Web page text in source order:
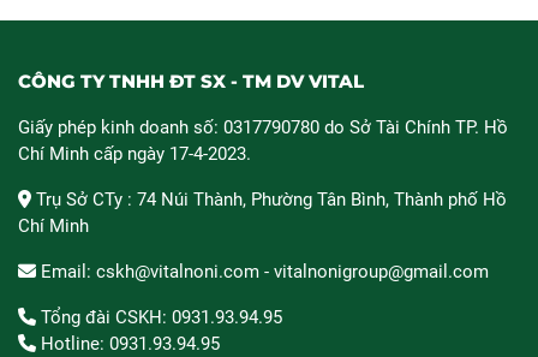
CÔNG TY TNHH ĐT SX - TM DV VITAL
Giấy phép kinh doanh số: 0317790780 do Sở Tài Chính TP. Hồ
Chí Minh cấp ngày 17-4-2023.
Trụ Sở CTy : 74 Núi Thành, Phường Tân Bình, Thành phố Hồ
Chí Minh
Email: cskh@vitalnoni.com - vitalnonigroup@gmail.com
Tổng đài CSKH: 0931.93.94.95
Hotline: 0931.93.94.95